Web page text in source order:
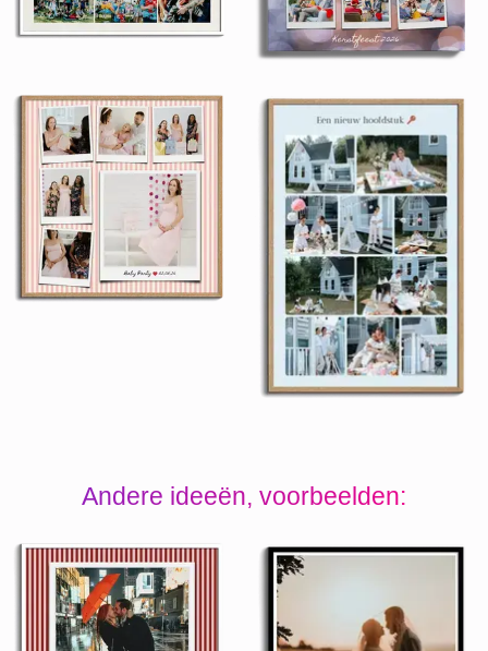
Andere ideeën, voorbeelden: